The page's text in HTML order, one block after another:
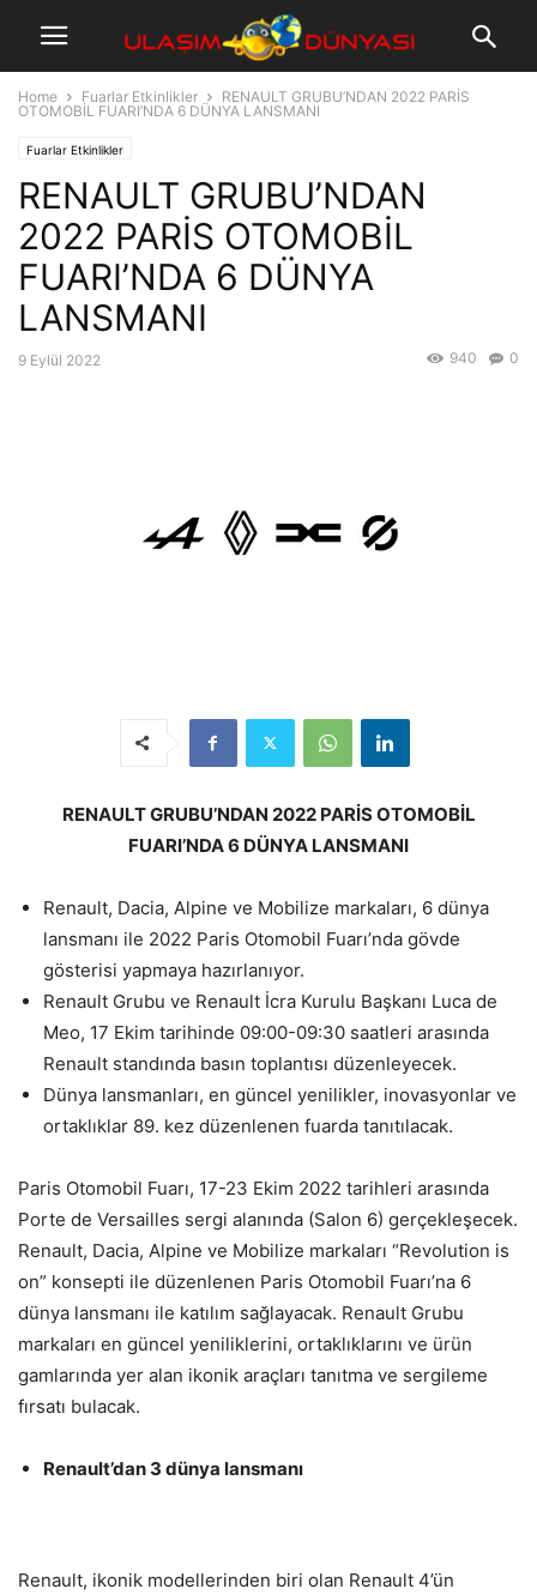
Home Fuarlar Etkinlikler
RENAULT GRUBU’NDAN 2022 PARİS
OTOMOBİL FUARI’NDA 6 DÜNYA LANSMANI
Fuarlar Etkinlikler
RENAULT GRUBU’NDAN
2022 PARİS OTOMOBİL
FUARI’NDA 6 DÜNYA
LANSMANI
9 Eylül 2022 0
940
RENAULT GRUBU’NDAN 2022 PARİS OTOMOBİL
FUARI’NDA 6 DÜNYA LANSMANI
Renault, Dacia, Alpine ve Mobilize markaları, 6 dünya
lansmanı ile 2022 Paris Otomobil Fuarı’nda gövde
gösterisi yapmaya hazırlanıyor.
Renault Grubu ve Renault İcra Kurulu Başkanı Luca de
Meo, 17 Ekim tarihinde 09:00-09:30 saatleri arasında
Renault standında basın toplantısı düzenleyecek.
Dünya lansmanları, en güncel yenilikler, inovasyonlar ve
ortaklıklar 89. kez düzenlenen fuarda tanıtılacak.
Paris Otomobil Fuarı, 17-23 Ekim 2022 tarihleri arasında
Porte de Versailles sergi alanında (Salon 6) gerçekleşecek.
Renault, Dacia, Alpine ve Mobilize markaları “Revolution is
on” konsepti ile düzenlenen Paris Otomobil Fuarı’na 6
dünya lansmanı ile katılım sağlayacak. Renault Grubu
markaları en güncel yeniliklerini, ortaklıklarını ve ürün
gamlarında yer alan ikonik araçları tanıtma ve sergileme
fırsatı bulacak.
Renault’dan 3 dünya lansmanı
Renault, ikonik modellerinden biri olan Renault 4’ün